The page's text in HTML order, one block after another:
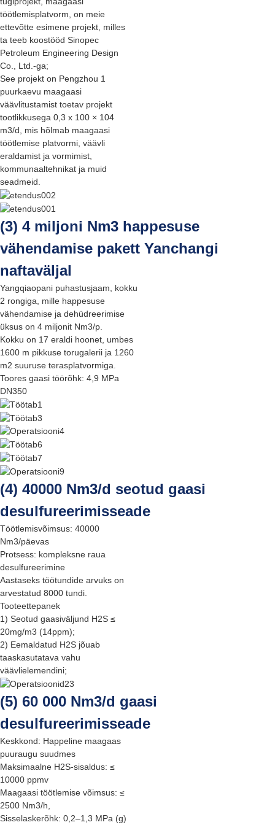
töötlemisplatvorm, on meie
ettevõtte esimene projekt, milles
ta teeb koostööd Sinopec
Petroleum Engineering Design
Co., Ltd.-ga;
See projekt on Pengzhou 1
puurkaevu maagaasi
väävlitustamist toetav projekt
tootlikkusega 0,3 x 100 × 104
m3/d, mis hõlmab maagaasi
töötlemise platvormi, väävli
eraldamist ja vormimist,
kommunaaltehnikat ja muid
seadmeid.
(3) 4 miljoni Nm3 happesuse
vähendamise pakett Yanchangi
naftaväljal
Yangqiaopani puhastusjaam, kokku
2 rongiga, mille happesuse
vähendamise ja dehüdreerimise
üksus on 4 miljonit Nm3/p.
Kokku on 17 eraldi hoonet, umbes
1600 m pikkuse torugalerii ja 1260
m2 suuruse terasplatvormiga.
Toores gaasi töörõhk: 4,9 MPa
DN350
(4) 40000 Nm3/d seotud gaasi
desulfureerimisseade
Töötlemisvõimsus: 40000
Nm3/päevas
Protsess: kompleksne raua
desulfureerimine
Aastaseks töötundide arvuks on
arvestatud 8000 tundi.
Tooteettepanek
1) Seotud gaasiväljund H2S ≤
20mg/m3 (14ppm);
2) Eemaldatud H2S jõuab
taaskasutatava vahu
väävlielemendini;
(5) 60 000 Nm3/d gaasi
desulfureerimisseade
Keskkond: Happeline maagaas
puuraugu suudmes
Maksimaalne H2S-sisaldus: ≤
10000 ppmv
Maagaasi töötlemise võimsus: ≤
2500 Nm3/h,
Sisselaskerõhk: 0,2–1,3 MPa (g)